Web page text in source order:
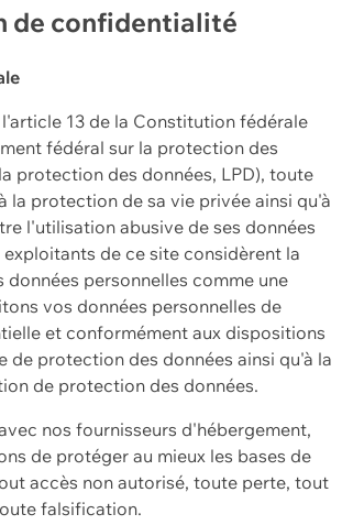
de confidentialité
13 de la Constitution fédérale
fédéral sur la protection des
protection des données, LPD), toute
la protection de sa vie privée ainsi qu'à
l'utilisation abusive de ses données
exploitants de ce site considèrent la
personnelles comme une
vos données personnelles de
et conformément aux dispositions
de protection des données ainsi qu'à la
de protection des données.
nos fournisseurs d'hébergement,
de protéger au mieux les bases de
accès non autorisé, toute perte, tout
falsification.